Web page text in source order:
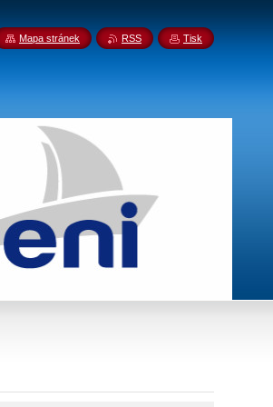
Mapa stránek RSS Tisk